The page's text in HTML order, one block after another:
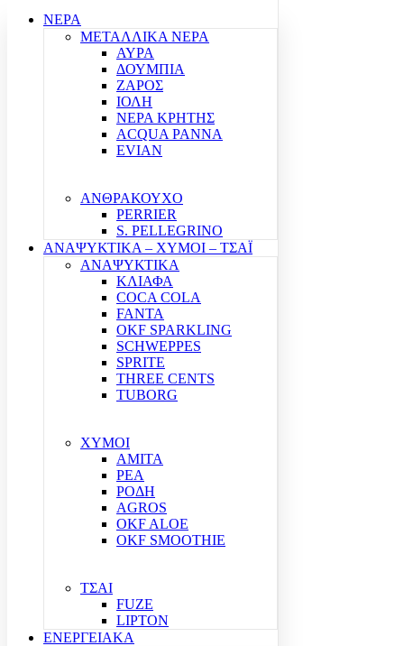
ΝΕΡΑ
ΜΕΤΑΛΛΙΚΑ ΝΕΡΑ
ΑΥΡΑ
ΔΟΥΜΠΙΑ
ΖΑΡΟΣ
ΙΟΛΗ
ΝΕΡΑ ΚΡΗΤΗΣ
ACQUA PANNA
EVIAN
ΑΝΘΡΑΚΟΥΧΟ
PERRIER
S. PELLEGRINO
ΑΝΑΨΥΚΤΙΚΑ – ΧΥΜΟΙ – ΤΣΑΪ
ΑΝΑΨΥΚΤΙΚΑ
ΚΛΙΑΦΑ
COCA COLA
FANTA
OKF SPARKLING
SCHWEPPES
SPRITE
THREE CENTS
TUBORG
ΧΥΜΟΙ
ΑΜΙΤΑ
ΡΕΑ
ΡΟΔΗ
AGROS
OKF ALOE
OKF SMOOTHIE
ΤΣΑΙ
FUZE
LIPTON
ΕΝΕΡΓΕΙΑΚΑ